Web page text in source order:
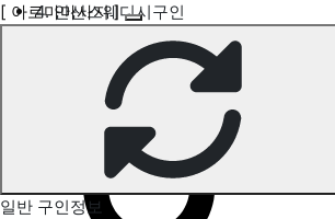
4. 안산스웨디시구인
연제 아로마마사지 구인정보
[ 아로마마사지 ]
일반 구인정보